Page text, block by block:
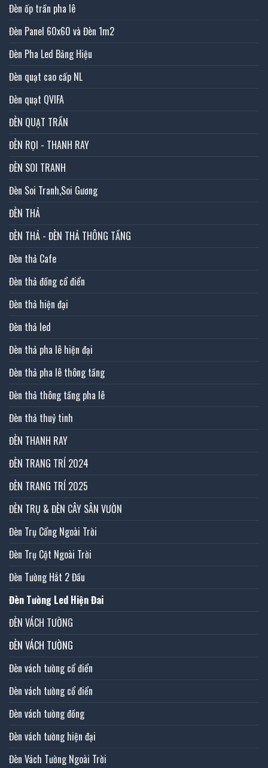
Đèn ốp trần pha lê
Đèn Panel 60x60 và Đèn 1m2
Đèn Pha Led Bảng Hiệu
Đèn quạt cao cấp NL
Đèn quạt QVIFA
ĐÈN QUẠT TRẦN
ĐÈN RỌI - THANH RAY
ĐÈN SOI TRANH
Đèn Soi Tranh,Soi Gương
ĐÈN THẢ
ĐÈN THẢ - ĐÈN THẢ THÔNG TẦNG
Đèn thả Cafe
Đèn thả đồng cổ điển
Đèn thả hiện đại
Đèn thả led
Đèn thả pha lê hiện đại
Đèn thả pha lê thông tầng
Đèn thả thông tầng pha lê
Đèn thả thuỷ tinh
ĐÈN THANH RAY
ĐÈN TRANG TRÍ 2024
ĐÈN TRANG TRÍ 2025
ĐÈN TRỤ & ĐÈN CÂY SÂN VƯỜN
Đèn Trụ Cổng Ngoài Trời
Đèn Trụ Cột Ngoài Trời
Đèn Tường Hắt 2 Đầu
Đèn Tường Led Hiện Đai
ĐÈN VÁCH TƯỜNG
ĐÈN VÁCH TƯỜNG
Đèn vách tường cổ điển
Đèn vách tường cổ điển
Đèn vách tường đồng
Đèn vách tường hiện đại
Đèn Vách Tường Ngoài Trời